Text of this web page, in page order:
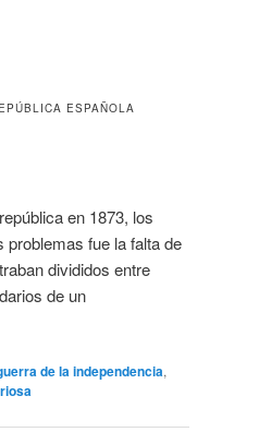
ESPAÑOLA
en 1873, los
problemas fue la falta de
divididos entre
de un
de la independencia,